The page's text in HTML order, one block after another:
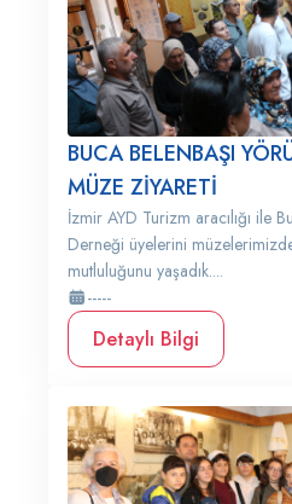
BUCA BELENBAŞI
MÜZE ZİYARETİ
İzmir AYD Turizm aracılığı ile
Derneği üyelerini
mutluluğunu yaşadık....
-----
Detaylı Bilgi